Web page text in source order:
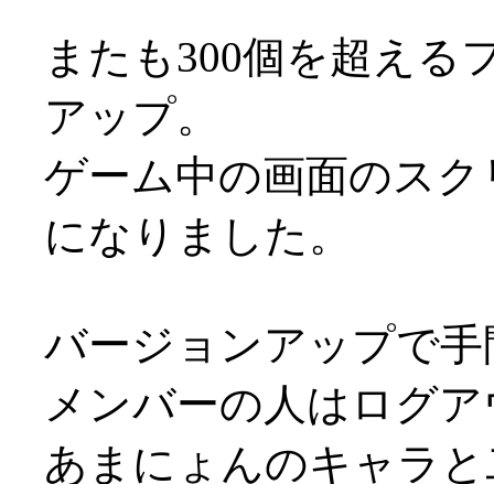
またも300個を超える
アップ。
ゲーム中の画面のス
になりました。
バージョンアップで
メンバーの人はログ
あまにょんのキャラ